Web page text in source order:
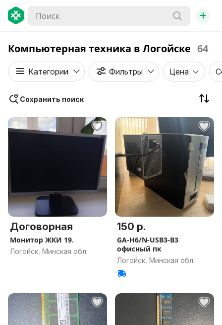
+
Компьютерная техника в Логойске 64
Категории Фильтры Цена
Сохранить поиск
Договорная
Монитор ЖКИ 19.
Логойск, Минская обл.
150 р.
GA-H6/N-USB3-B3
офисный пк
Логойск, Минская обл.